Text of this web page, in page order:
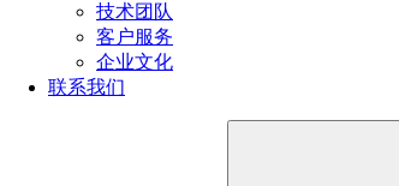
技术团队
客户服务
企业文化
联系我们
搅拌站龙门洗车机参数